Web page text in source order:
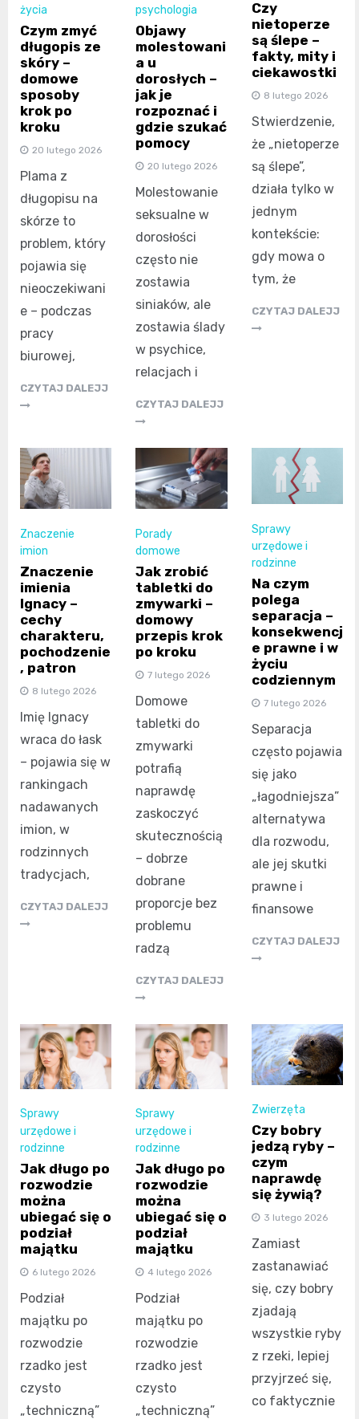
życia
Czym zmyć
długopis ze
skóry –
domowe
sposoby
krok po
kroku
20 lutego 2026
Plama z
długopisu na
skórze to
problem, który
pojawia się
nieoczekiwani
e – podczas
pracy
biurowej,
CZYTAJ DALEJJ
psychologia
Objawy
molestowani
a u
dorosłych –
jak je
rozpoznać i
gdzie szukać
pomocy
20 lutego 2026
Molestowanie
seksualne w
dorosłości
często nie
zostawia
siniaków, ale
zostawia ślady
w psychice,
relacjach i
CZYTAJ DALEJJ
Czy
nietoperze
są ślepe –
fakty, mity i
ciekawostki
8 lutego 2026
Stwierdzenie,
że „nietoperze
są ślepe”,
działa tylko w
jednym
kontekście:
gdy mowa o
tym, że
CZYTAJ DALEJJ
Znaczenie
imion
Znaczenie
imienia
Ignacy –
cechy
charakteru,
pochodzenie
, patron
8 lutego 2026
Imię Ignacy
wraca do łask
– pojawia się w
rankingach
nadawanych
imion, w
rodzinnych
tradycjach,
CZYTAJ DALEJJ
Porady
domowe
Jak zrobić
tabletki do
zmywarki –
domowy
przepis krok
po kroku
7 lutego 2026
Domowe
tabletki do
zmywarki
potrafią
naprawdę
zaskoczyć
skutecznością
– dobrze
dobrane
proporcje bez
problemu
radzą
CZYTAJ DALEJJ
Sprawy
urzędowe i
rodzinne
Na czym
polega
separacja –
konsekwencj
e prawne i w
życiu
codziennym
7 lutego 2026
Separacja
często pojawia
się jako
„łagodniejsza”
alternatywa
dla rozwodu,
ale jej skutki
prawne i
finansowe
CZYTAJ DALEJJ
Sprawy
urzędowe i
rodzinne
Jak długo po
rozwodzie
można
ubiegać się o
podział
majątku
6 lutego 2026
Podział
majątku po
rozwodzie
rzadko jest
czysto
„techniczną”
Sprawy
urzędowe i
rodzinne
Jak długo po
rozwodzie
można
ubiegać się o
podział
majątku
4 lutego 2026
Podział
majątku po
rozwodzie
rzadko jest
czysto
„techniczną”
Zwierzęta
Czy bobry
jedzą ryby –
czym
naprawdę
się żywią?
3 lutego 2026
Zamiast
zastanawiać
się, czy bobry
zjadają
wszystkie ryby
z rzeki, lepiej
przyjrzeć się,
co faktycznie